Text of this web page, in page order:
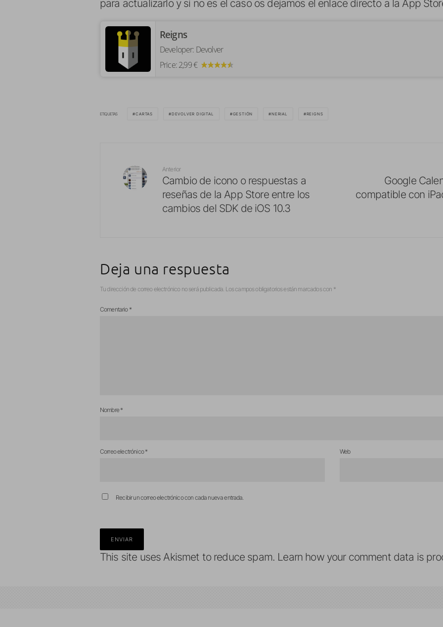
para actualizarlo y si no es el caso os dejamos el enlace directo a la App
‎Reigns
Developer: Devolver
Price:2,99 €
ETIQUETAS CARTAS DEVOLVER DIGITAL GESTIÓN NERIAL REIGNS
Anterior
Cambio de icono o respuestas a
reseñas de la App Store entre los
cambios del SDK de iOS 10.3
Google
compatible con
Deja una respuesta
Tu dirección de correo electrónico no será publicada. Los campos obligatorios están marcados con *
Comentario *
Nombre*
Correo electrónico* Web
Recibir un correo electrónico con cada nueva entrada.
This site uses Akismet to reduce spam. Learn how your comment data is